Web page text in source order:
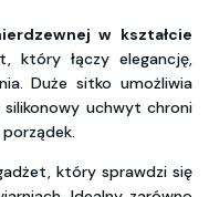
w kształcie
który łączy elegancję,
Duże sitko umożliwia
uchwyt chroni
który sprawdzi się